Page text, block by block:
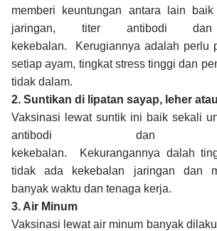
memberi keuntungan antara lain
jaringan, titer antibodi dan
kekebalan. Kerugiannya adalah perlu
setiap ayam, tingkat stress tinggi dan
tidak dalam.
2. Suntikan di lipatan sayap, leher
Vaksinasi lewat suntik ini baik sekali
antibodi dan
kekebalan. Kekurangannya dalah
tidak ada kekebalan jaringan dan
banyak waktu dan tenaga kerja.
3. Air Minum
Vaksinasi lewat air minum banyak